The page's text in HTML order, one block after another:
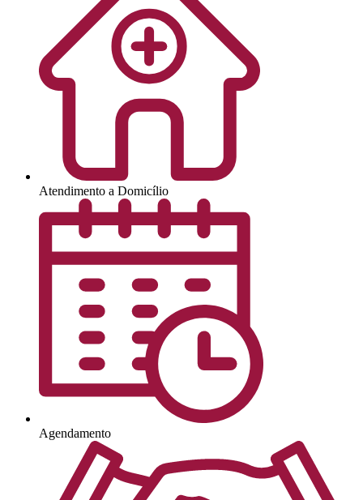
Atendimento a Domicílio
Agendamento